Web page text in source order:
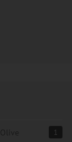
1